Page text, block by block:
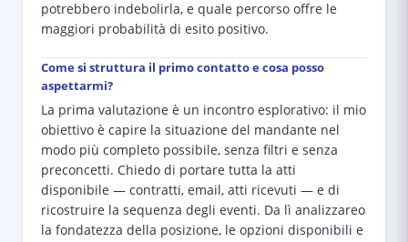
potrebbero indebolirla, e quale percorso offre le
maggiori probabilità di esito positivo.
Come si struttura il primo contatto e cosa posso
aspettarmi?
La prima valutazione è un incontro esplorativo: il mio
obiettivo è capire la situazione del mandante nel
modo più completo possibile, senza filtri e senza
preconcetti. Chiedo di portare tutta la atti
disponibile — contratti, email, atti ricevuti — e di
ricostruire la sequenza degli eventi. Da lì analizzareo
la fondatezza della posizione, le opzioni disponibili e